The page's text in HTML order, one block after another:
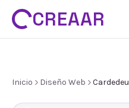
CREAAR
Inicio Diseño Web Cardedeu